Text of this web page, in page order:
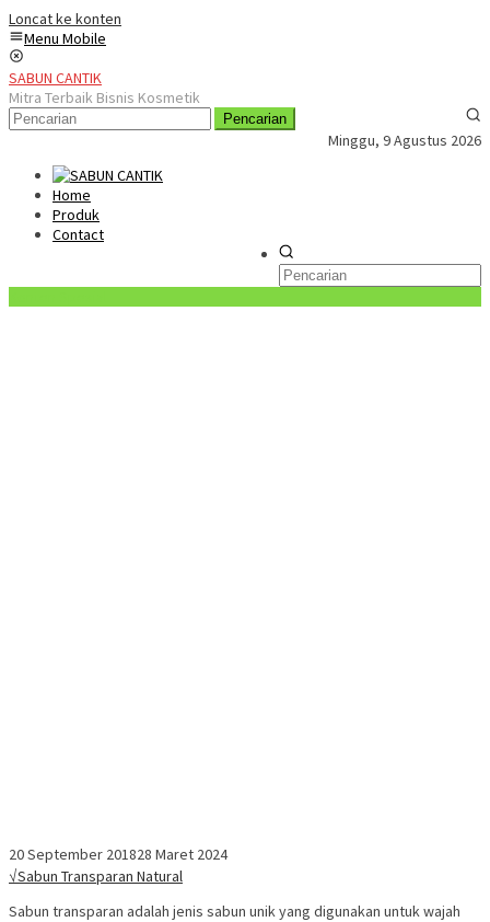
Loncat ke konten
Menu Mobile
SABUN CANTIK
Mitra Terbaik Bisnis Kosmetik
Pencarian
Minggu, 9 Agustus 2026
Home
Produk
Contact
20 September 201828 Maret 2024
√Sabun Transparan Natural
Sabun transparan adalah jenis sabun unik yang digunakan untuk wajah